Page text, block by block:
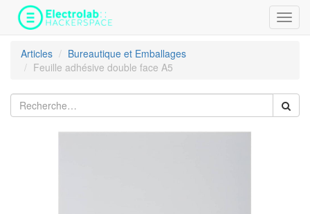
la
Articles
Bureautique et Emballages
Feuille adhésive double face A5